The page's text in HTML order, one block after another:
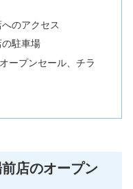
のアクセス
駐車場
ープンセール、チラ
店のオープン